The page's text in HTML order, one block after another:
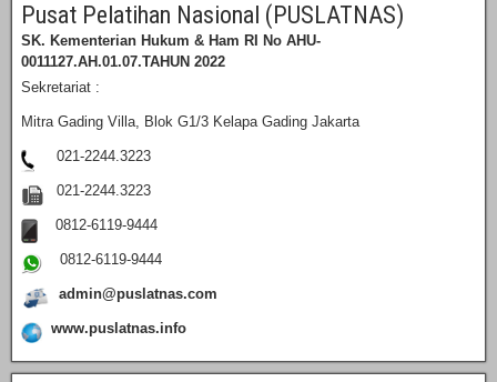
Pusat Pelatihan Nasional (PUSLATNAS)
SK. Kementerian Hukum & Ham RI
No AHU-
0011127.AH.01.07.TAHUN 2022
Sekretariat :
Mitra Gading Villa, Blok G1/3 Kelapa Gading Jakarta
021-2244.3223
021-2244.3223
0812-6119-9444
0812-6119-9444
admin@puslatnas.com
www.puslatnas.info